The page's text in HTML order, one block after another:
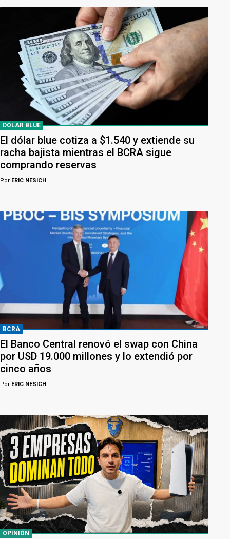
DÓLAR BLUE
El dólar blue cotiza a $1.540 y extiende su
racha bajista mientras el BCRA sigue
comprando reservas
Por ERIC NESICH
BCRA
El Banco Central renovó el swap con China
por USD 19.000 millones y lo extendió por
cinco años
Por ERIC NESICH
OPINIÓN